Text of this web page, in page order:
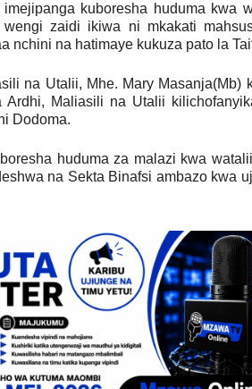
kuboresha huduma kwa
zaidi ikiwa ni mkakati
nchini na hatimaye kukuza pato la
na Utalii, Mhe. Mary Masanja(Mb)
Maliasili na Utalii
Dodoma.
huduma za malazi kwa
na Sekta Binafsi ambazo kwa